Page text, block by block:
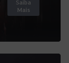
Saiba
Mais